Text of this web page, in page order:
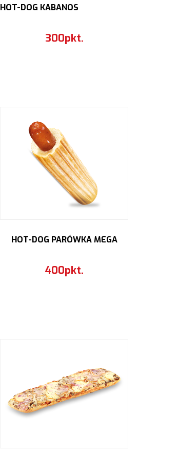
HOT-DOG KABANOS
300pkt.
HOT-DOG PARÓWKA MEGA
400pkt.